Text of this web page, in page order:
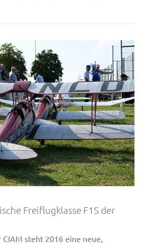
Freiflugklasse F1S der
steht 2016 eine neue,